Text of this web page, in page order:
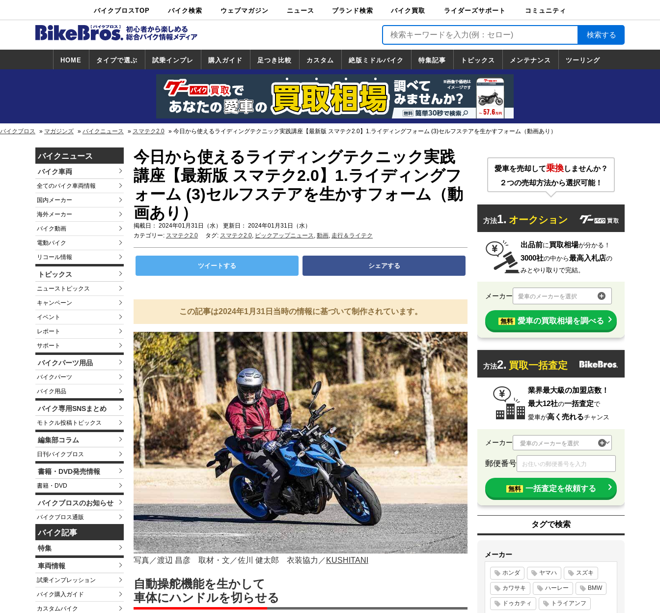
バイクブロスTOP バイク検索
中古バイ
ク・新車検
カタログ検
索
ショップ検
索
ウェブマガジン ニュース ブランド検索 バイク買取
バイク買取
ライダーズサポート
ライダーズサポート
TOP
バイク輸送
バイクガレージライ
フ
バイク車両保険
ロードサービス
バイク試乗
コミュニティ
HOME タイプで選ぶ 試乗インプレ
試乗インプレ
一覧
ホンダ
ヤマハ
スズキ
カワサキ
ハーレー
BMW
トライアンフ
ドゥカティ
購入ガイド
一覧
足つき比較 カスタム
カスタム
一覧
ホンダ
ヤマハ
スズキ
カワサキ
絶版ミドルバイク
絶版ミドルバイク
一覧
ホンダ
ヤマハ
スズキ
カワサキ
特集記事 トピックス
トピックス
一覧
ホンダ
ヤマハ
スズキ
カワサキ
ハーレーダ
ビッドソン
BMW
ドゥカティ
トライアン
フ
メンテナンス ツーリング
道の駅調査隊
ツーリング情報局
日本の道50選
国道めぐり
林道ツーリング
バイクブロス マガジンズ バイクニュース スマテク2.0 今日から使えるライディングテクニック実践講座【最新版 スマテク2.0】1.ライディングフォーム (3)セルフステアを生かすフォーム（動画あり）
バイクニュース
バイク車両
全てのバイク車両情報
国内メーカー
海外メーカー
バイク動画
電動バイク
リコール情報
トピックス
ニューストピックス
キャンペーン
イベント
レポート
サポート
バイクパーツ用品
バイクパーツ
バイク用品
バイク専用SNSまとめ
モトクル投稿トピックス
編集部コラム
日刊バイクブロス
書籍・DVD発売情報
書籍・DVD
バイクブロスのお知らせ
バイクブロス通販
バイク記事
特集
車両情報
試乗インプレッション
バイク購入ガイド
カスタムバイク
今日から使えるライディングテクニック実践
講座【最新版 スマテク2.0】1.ライディングフ
ォーム (3)セルフステアを生かすフォーム（動
画あり）
掲載日： 2024年01月31日（水） 更新日： 2024年01月31日（水）
カテゴリー: スマテク2.0 タグ: スマテク2.0, ピックアップニュース, 動画, 走行＆ライテク
ツイートする シェアする
この記事は2024年1月31日当時の情報に基づいて制作されています。
写真／渡辺 昌彦 取材・文／佐川 健太郎 衣装協力／ KUSHITANI
自動操舵機能を生かして
車体にハンドルを切らせる
愛車を売却して乗換しませんか？
２つの売却方法から選択可能！
方法1. オークション
出品前に買取相場が分かる！
3000社の中から最高入札店の
みとやり取りで完結。
メーカー 愛車のメーカーを選択
無料 愛車の買取相場を調べる
方法2. 買取一括査定
業界最大級の加盟店数！
最大12社の一括査定で
愛車が高く売れるチャンス
メーカー
郵便番号
無料 一括査定を依頼する
タグで検索
メーカー
ホンダ ヤマハ スズキ
カワサキ ハーレー BMW
ドゥカティ トライアンフ